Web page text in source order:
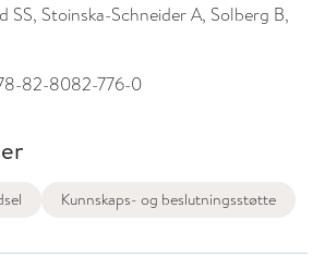
SS, Stoinska-Schneider A, Solberg B,
82-8082-776-0
Kunnskaps- og beslutningsstøtte